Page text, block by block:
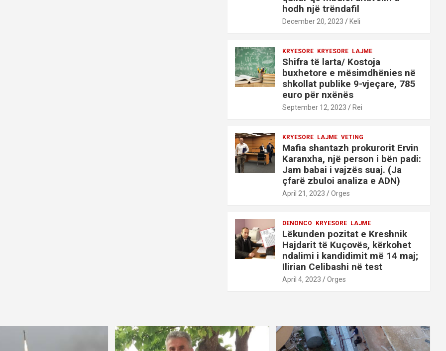
hodh një trëndafil
December 20, 2023 Keli
KRYESORE KRYESORE LAJME
Shifra të larta/ Kostoja
buxhetore e mësimdhënies në
shkollat publike 9-vjeçare, 785
euro për nxënës
September 12, 2023 Rei
KRYESORE LAJME VETING
Mafia shantazh prokurorit Ervin
Karanxha, një person i bën padi:
Jam babai i vajzës suaj. (Ja
çfarë zbuloi analiza e ADN)
April 21, 2023 Orges
DENONCO KRYESORE LAJME
Lëkunden pozitat e Kreshnik
Hajdarit të Kuçovës, kërkohet
ndalimi i kandidimit më 14 maj;
Ilirian Celibashi në test
April 4, 2023 Orges